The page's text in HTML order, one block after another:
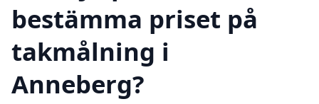
bestämma priset på
takmålning i
Anneberg?